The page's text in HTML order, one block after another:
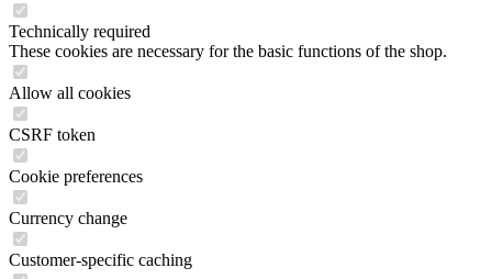
Technically required
These cookies are necessary for the basic functions of the shop.
Allow all cookies
CSRF token
Cookie preferences
Currency change
Customer-specific caching